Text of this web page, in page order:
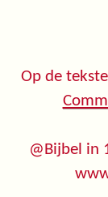
Op de
@Bijbel in